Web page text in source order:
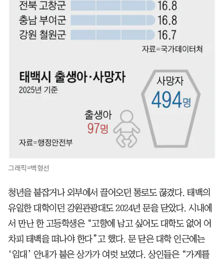
그래픽=백형선
청년을 붙잡거나 외부에서 끌어오던 통로도 끊겼다. 태백의
유일한 대학이던 강원관광대도 2024년 문을 닫았다. 시내에
서 만난 한 고등학생은 “고향에 남고 싶어도 대학도 없어 어
차피 태백을 떠나야 한다”고 했다. 문 닫은 대학 인근에는
‘임대’ 안내가 붙은 상가가 여럿 보였다. 상인들은 “가게를